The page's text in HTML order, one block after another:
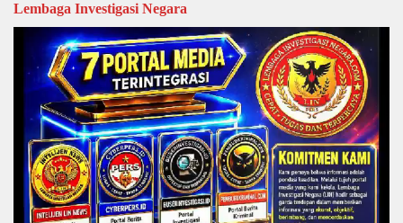
Lembaga Investigasi Negara
Video
Player